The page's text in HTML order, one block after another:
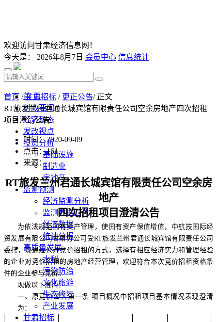
欢迎访问甘肃经济信息网！
今天是： 2026年8月7日 会员中心 信息统计
首 页
时政要闻
经济动态
发改视点
投资分析
基础设施
制造业
房地产
监测预测
经济监测分析
监测数据汇总
经济数据
统计公报
高质量发展
水利
污染防治
文化旅游
生态修复
产业发展
甘肃招标
首页 /甘肃招标 / 更正公告/ 正文
RT旅发兰州君通长城宾馆有限责任公司空余房地产四次招租
项目澄清公告
时间：2020-09-09
点击：161
来源：
RT旅发兰州君通长城宾馆有限责任公司空余房
地产
四次招租项目 澄清公告
为依法规范国有资产管理，使国有资产保值增值，中航技国际经
贸发展有限公司甘肃分公司受RT旅发兰州君通长城宾馆有限责任公司
委托，现通过公开竞价招租的方式，选择有相应经济实力和管理经验
的企业对竞价招租的房地产经营管理，欢迎符合本次竞价招租资格条
件的企业参与竞价。
现做以下澄清：
一、原竞价公告第一条 项目概况中招租项目基本情况表现澄清
为：